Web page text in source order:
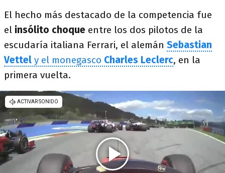
El hecho más destacado de la competencia fue
el insólito choque entre los dos pilotos de la
escudaría italiana Ferrari, el alemán Sebastian
Vettel y el monegasco Charles Leclerc, en la
primera vuelta.